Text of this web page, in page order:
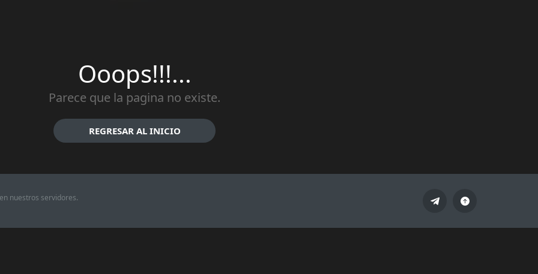
Ooops!!!...
Parece que la pagina no existe.
REGRESAR AL INICIO
nuestros servidores.